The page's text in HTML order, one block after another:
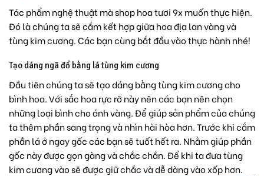
Tác phẩm nghệ thuật mà shop hoa tươi 9x muốn thực hiện.
Đó là chúng ta sẽ cắm kết hợp giữa hoa địa lan vàng và
tùng kim cương. Các bạn cùng bắt đầu vào thực hành nhé!
Tạo dáng ngã đổ bằng lá tùng kim cương
Đầu tiên chúng ta sẽ tạo dáng bằng tùng kim cương cho
bình hoa. Với sắc hoa rực rỡ này nên các bạn nên chọn
những loại bình cho ánh vàng. Để giúp sản phẩm của chúng
ta thêm phần sang trọng và nhìn hài hòa hơn. Trước khi cắm
phần lá ở ngay gốc các bạn sẽ tuốt hết ra. Nhằm giúp phần
gốc này được gọn gàng và chắc chắn. Để khi ta đưa tùng
kim cương vào sẽ được giữ chắc và dễ dàng vào xốp hơn.